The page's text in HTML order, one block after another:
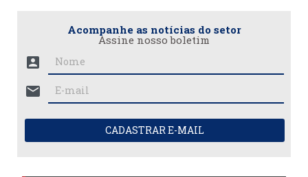
Acompanhe as notícias do setor
Assine nosso boletim
account_box
mail
CADASTRAR E-MAIL